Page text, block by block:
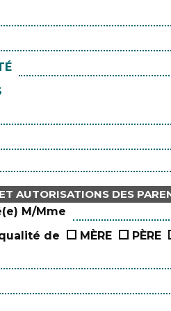
AUTORISATIONS DES
M/Mme
de
MÈRE PÈRE